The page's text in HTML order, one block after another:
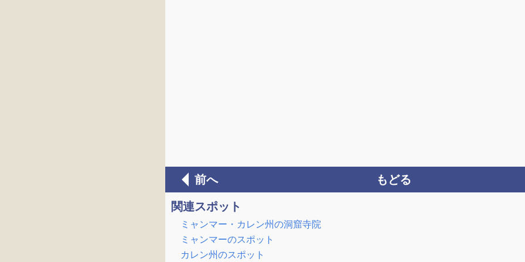
前へ もどる
関連スポット
ミャンマー・カレン州の洞窟寺院
ミャンマーのスポット
カレン州のスポット